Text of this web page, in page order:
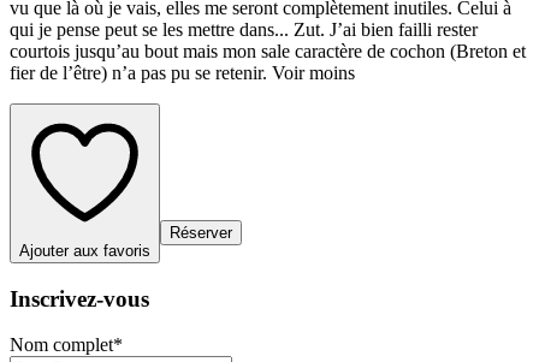
vu que là où je vais, elles me seront complètement inutiles. Celui à
qui je pense peut se les mettre dans... Zut. J’ai bien failli rester
courtois jusqu’au bout mais mon sale caractère de cochon (Breton et
fier de l’être) n’a pas pu se retenir. Voir moins
Ajouter aux favoris
Réserver
Inscrivez-vous
Nom complet*